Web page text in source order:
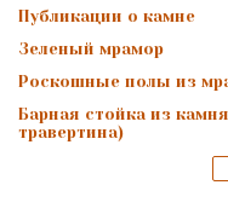
Публикации о камне
Зеленый мрамор
Роскошные полы из
Барная стойка из
травертина)